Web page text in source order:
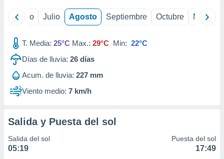
e
mediante
publicidad
de
Junio Julio Agosto Septiembre Octubre
T. Media: 25°C Max.: 29°C Min: 22°C
Días de lluvia: 26 días
Acum. de lluvia: 227 mm
Viento medio: 7 km/h
Salida y Puesta del sol
Salida del sol
05:19
Puesta del sol
17:49